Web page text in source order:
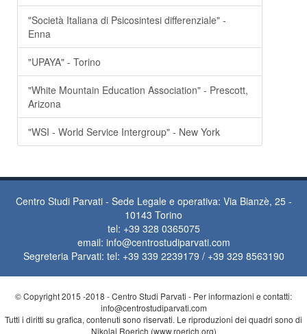
"Società Italiana di Psicosintesi differenziale" -
Enna
"UPAYA" - Torino
"White Mountain Education Association" - Prescott,
Arizona
"WSI - World Service Intergroup" - New York
Centro Studi Parvati - Sede Legale e operativa: Via Bianzè, 25 -
10143 Torino
tel: +39 328 0365075
email: info@centrostudiparvati.com
Segreteria Parvati: tel: +39 339 2239179 / +39 329 8563190
© Copyright 2015 -2018 - Centro Studi Parvati - Per informazioni e contatti:
info@centrostudiparvati.com
Tutti i diritti su grafica, contenuti sono riservati. Le riproduzioni dei quadri sono di
Nikolaj Roerich (www.roerich.org)